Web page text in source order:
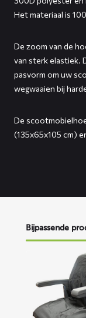
Het materiaal is
De zoom van de
van sterk elastiek.
pasvorm om uw
wegwaaien bij
De
(135x65x105 cm)
Bijpassende
over
zittinghoes